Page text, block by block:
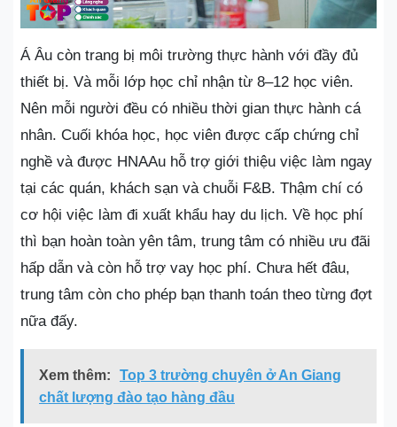
Á Âu còn trang bị môi trường thực hành với đầy đủ
thiết bị. Và mỗi lớp học chỉ nhận từ 8–12 học viên.
Nên mỗi người đều có nhiều thời gian thực hành cá
nhân. Cuối khóa học, học viên được cấp chứng chỉ
nghề và được HNAAu hỗ trợ giới thiệu việc làm ngay
tại các quán, khách sạn và chuỗi F&B. Thậm chí có
cơ hội việc làm đi xuất khẩu hay du lịch. Về học phí
thì bạn hoàn toàn yên tâm, trung tâm có nhiều ưu đãi
hấp dẫn và còn hỗ trợ vay học phí. Chưa hết đâu,
trung tâm còn cho phép bạn thanh toán theo từng đợt
nữa đấy.
Xem thêm:
Top 3 trường chuyên ở An Giang
chất lượng đào tạo hàng đầu